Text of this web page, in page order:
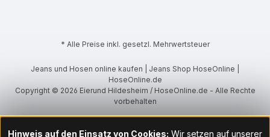
* Alle Preise inkl. gesetzl. Mehrwertsteuer
Jeans und Hosen online kaufen | Jeans Shop HoseOnline |
HoseOnline.de
Copyright © 2026 Eierund Hildesheim / HoseOnline.de - Alle Rechte
vorbehalten
Hinweis auf den Einsatz von Cookies: Wir setzen auf unserer